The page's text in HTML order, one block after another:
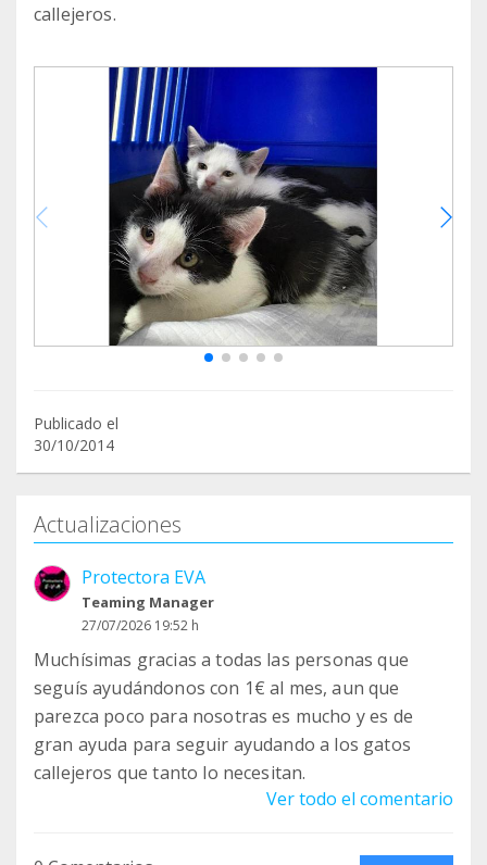
callejeros.
Publicado el
30/10/2014
Actualizaciones
Protectora EVA
Teaming Manager
27/07/2026 19:52 h
Muchísimas gracias a todas las personas que
seguís ayudándonos con 1€ al mes, aun que
parezca poco para nosotras es mucho y es de
gran ayuda para seguir ayudando a los gatos
callejeros que tanto lo necesitan.
Ver todo el comentario